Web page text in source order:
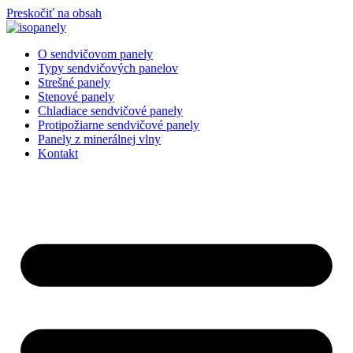
Preskočiť na obsah
O sendvičovom panely
Typy sendvičových panelov
Strešné panely
Stenové panely
Chladiace sendvičové panely
Protipožiarne sendvičové panely
Panely z minerálnej vlny
Kontakt